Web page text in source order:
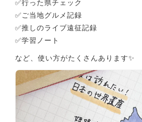
✅️行った県チェック
✅️ご当地グルメ記録
✅️推しのライブ遠征記録
✅️学習ノート
など、使い方がたくさんあります✨